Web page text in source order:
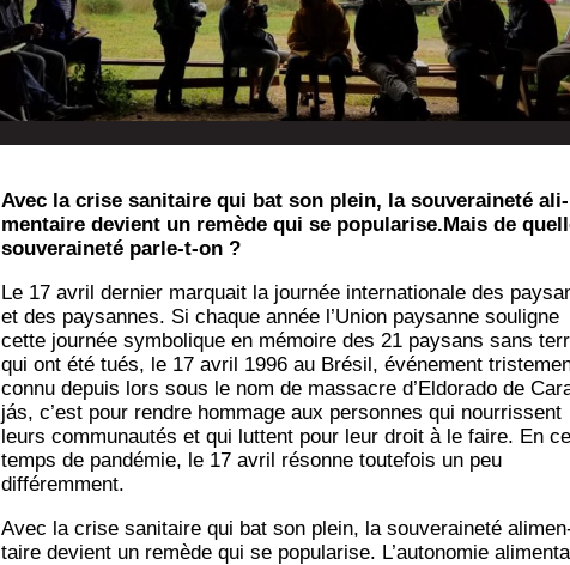
Avec la crise sani­taire qui bat son plein, la sou­ve­rai­ne­té ali­
men­taire devient un remède qui se popularise.Mais de
sou­ve­rai­ne­té parle-t-on ?
Le 17 avril der­nier mar­quait la jour­née inter­na­tio­nale des
et des pay­sannes. Si chaque année l’Union pay­sanne sou­ligne
cette jour­née sym­bo­lique en mémoire des 21 pay­sans sans
qui ont été tués, le 17 avril 1996 au Bré­sil, évé­ne­ment
connu depuis lors sous le nom de mas­sacre d’Eldorado de
jás, c’est pour rendre hom­mage aux per­sonnes qui nour­rissent
leurs com­mu­nau­tés et qui luttent pour leur droit à le faire. En
temps de pan­dé­mie, le 17 avril résonne tou­te­fois un peu
différemment.
Avec la crise sani­taire qui bat son plein, la sou­ve­rai­ne­té
taire devient un remède qui se popu­la­rise. L’autonomie